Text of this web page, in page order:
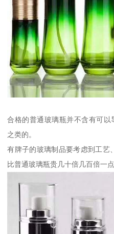
合格的普通玻璃瓶并不含有可
之类的。
有牌子的玻璃制品要考虑到工艺
比普通玻璃瓶贵几十倍几百倍一点